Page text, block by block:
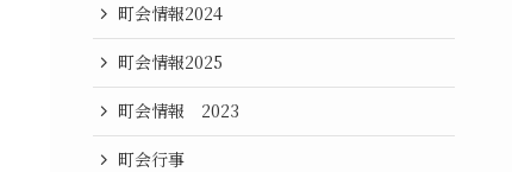
町会情報2024
町会情報2025
町会情報 2023
町会行事